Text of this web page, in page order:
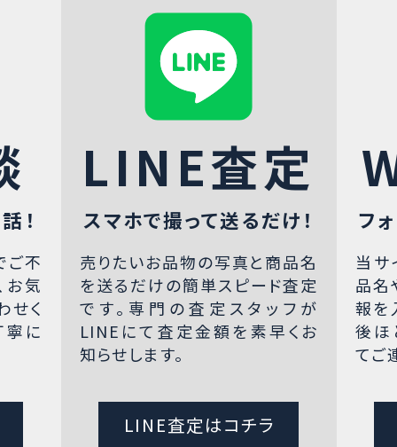
！
ご不
お気
せく
寧に
LINE査定
スマホで撮って送るだけ！
売りたいお品物の写真と商品名
を送るだけの簡単スピード査定
です。専門の査定スタッフが
LINEにて査定金額を素早くお
知らせします。
LINE査定はコチラ
フ
当サ
品名
報を
後ほ
てご